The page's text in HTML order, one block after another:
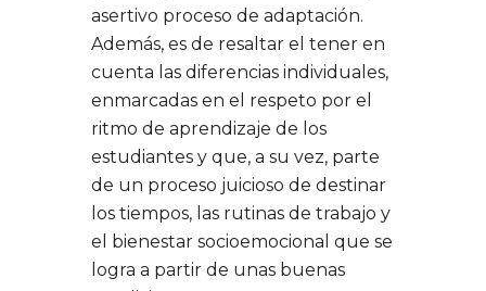
asertivo proceso de adaptación.
Además, es de resaltar el tener en
cuenta las diferencias individuales,
enmarcadas en el respeto por el
ritmo de aprendizaje de los
estudiantes y que, a su vez, parte
de un proceso juicioso de destinar
los tiempos, las rutinas de trabajo y
el bienestar socioemocional que se
logra a partir de unas buenas